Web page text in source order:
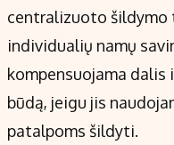
centralizuoto
individualių namų
kompensuojama dalis
būdą, jeigu jis
patalpoms šildyti.